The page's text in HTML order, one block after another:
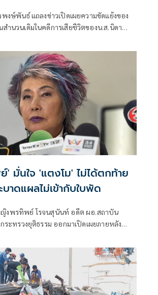
งษ์พันธ์ แถลงข่าวเปิดเผยความขัดแย้งของ
ำนวนเดิมในคดีการเสียชีวิตของน.ส.นิดา
ะรายงานดิจิทัลที่มีความหนากว่า 1,300 หน้า
รมสอบสวนคดีพิเศษ (ดีเอสไอ)
มั่นใจ 'แตงโม' ไม่ได้ตกท้าย
าดแผลไม่เข้ากับใบพัด
พรทิพย์ โรจนสุนันท์ อดีต ผอ.สถาบัน
ระทรวงยุติธรรม ออกมาเปิดเผยภายหลัง
ชี่ยวชาญด้านศัลยกรรมตกแต่ง